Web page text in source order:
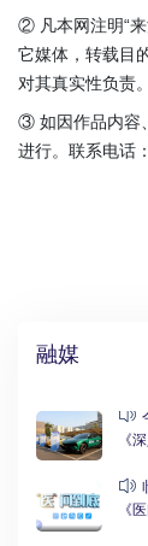
② 凡本网注明“
它媒体，转载目
对其真实性负责。
③ 如因作品内容
进行。联系电话
融媒
《
《